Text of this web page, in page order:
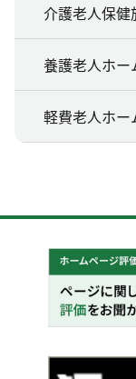
介護老人保健
養護老人ホー
軽費老人ホー